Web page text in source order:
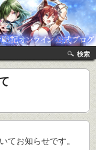
検索
てお知らせです。